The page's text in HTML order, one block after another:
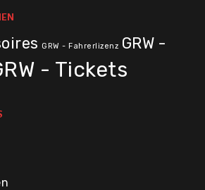
GRW - Fahrerlizenz GRW -
- Tickets